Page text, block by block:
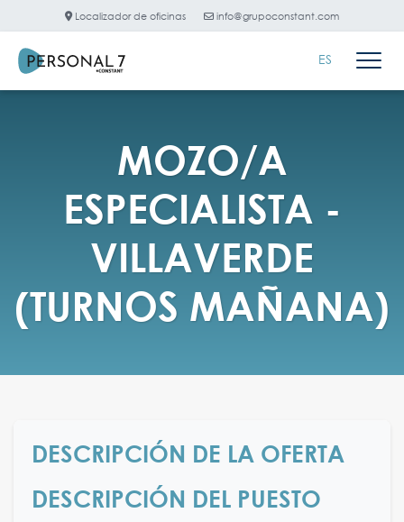
Localizador de oficinas info@grupoconstant.com
ES
MOZO/A
ESPECIALISTA -
VILLAVERDE
(TURNOS MAÑANA)
DESCRIPCIÓN DE LA OFERTA
DESCRIPCIÓN DEL PUESTO